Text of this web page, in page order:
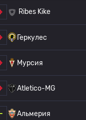
Ribes Kike
Геркулес
Мурсия
Atletico-MG
Альмерия